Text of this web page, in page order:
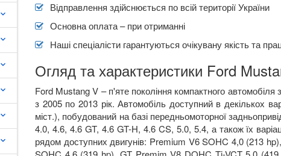
keyboard_arrow_down
keyboard_arrow_down
keyboard_arrow_down
keyboard_arrow_down
keyboard_arrow_down
keyboard_arrow_down
Відправлення здійснюється по всій території України
Основна оплата – при отриманні
Наші спеціалісти гарантуються очікувану якість та
Огляд та характеристики Ford
Ford Mustang V – п'яте покоління компактного
з 2005 по 2013 рік. Автомобіль доступний в декількох
міст.), побудований на базі передньомоторної
4.0, 4.6, 4.6 GT, 4.6 GT-H, 4.6 CS, 5.0, 5.4, а також їх
рядом доступних двигунів: Premium V6 SOHC 4,0 (213